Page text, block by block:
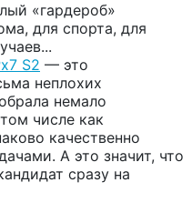
«гардероб»
для спорта, для
S2 — это
неплохих
немало
числе как
качественно
А это значит, что
сразу на